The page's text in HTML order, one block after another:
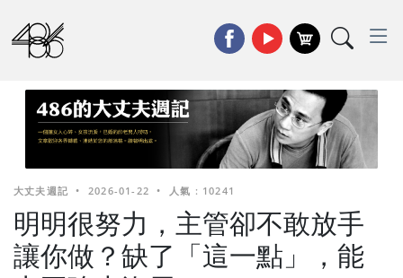
大丈夫週記 • 2026-01-22 • 人氣 : 10241
明明很努力，主管卻不敢放手
讓你做？缺了「這一點」，能